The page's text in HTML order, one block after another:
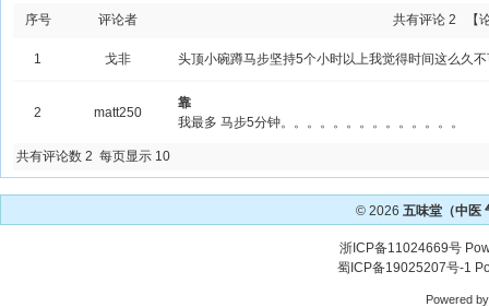
序号 评论者 共有评论 2 【
1 戈非 头顶小碗蹲马步坚持5个小时以上我觉得时间这么久
2 matt250
靠
我最多 马步5分钟。。。。。。。。。。。。。。
共有评论数 2 每页显示 10
© 2026 五味堂（中医
浙ICP备11024669号
蜀ICP备19025207号-1
Powered